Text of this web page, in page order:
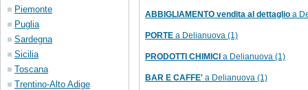
Piemonte
Puglia
Sardegna
Sicilia
Toscana
Trentino-Alto Adige
ABBIGLIAMENTO vendita al dettaglio a
PORTE a Delianuova (1)
PRODOTTI CHIMICI a Delianuova (1)
BAR E CAFFE' a Delianuova (1)